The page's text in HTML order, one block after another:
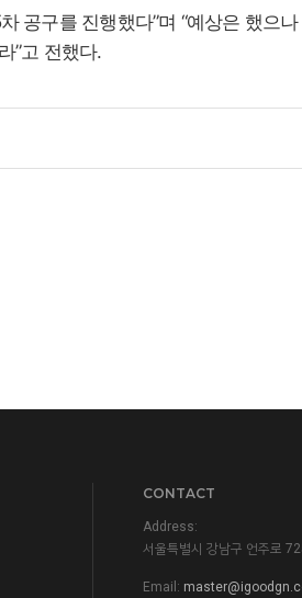
공구를 진행했다”며 “예상은 했으
”고 전했다.
CONTACT
Address:
서울특별시 강남구 언주로
Email: